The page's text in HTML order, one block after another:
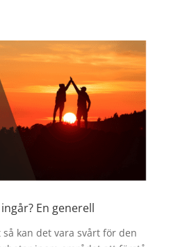
En generell
kan det vara svårt för den